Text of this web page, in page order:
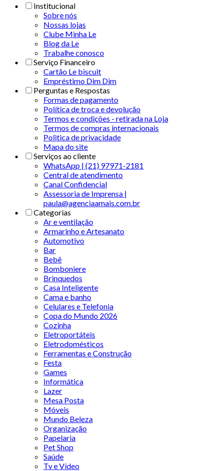
Institucional
Sobre nós
Nossas lojas
Clube Minha Le
Blog da Le
Trabalhe conosco
Serviço Financeiro
Cartão Le biscuit
Empréstimo Dim Dim
Perguntas e Respostas
Formas de pagamento
Política de troca e devolução
Termos e condições - retirada na Loja
Termos de compras internacionais
Politica de privacidade
Mapa do site
Serviços ao cliente
WhatsApp | (21) 97971-2181
Central de atendimento
Canal Confidencial
Assessoria de Imprensa |
paula@agenciaamais.com.br
Categorias
Ar e ventilação
Armarinho e Artesanato
Automotivo
Bar
Bebê
Bomboniere
Brinquedos
Casa Inteligente
Cama e banho
Celulares e Telefonia
Copa do Mundo 2026
Cozinha
Eletroportáteis
Eletrodomésticos
Ferramentas e Construção
Festa
Games
Informática
Lazer
Mesa Posta
Móveis
Mundo Beleza
Organização
Papelaria
Pet Shop
Saúde
Tv e Vídeo